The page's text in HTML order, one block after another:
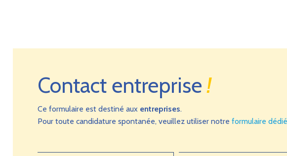
Contact entreprise!
Ce formulaire est destiné aux entreprises.
Pour toute candidature spontanée, veuillez utiliser notre formulaire dédié